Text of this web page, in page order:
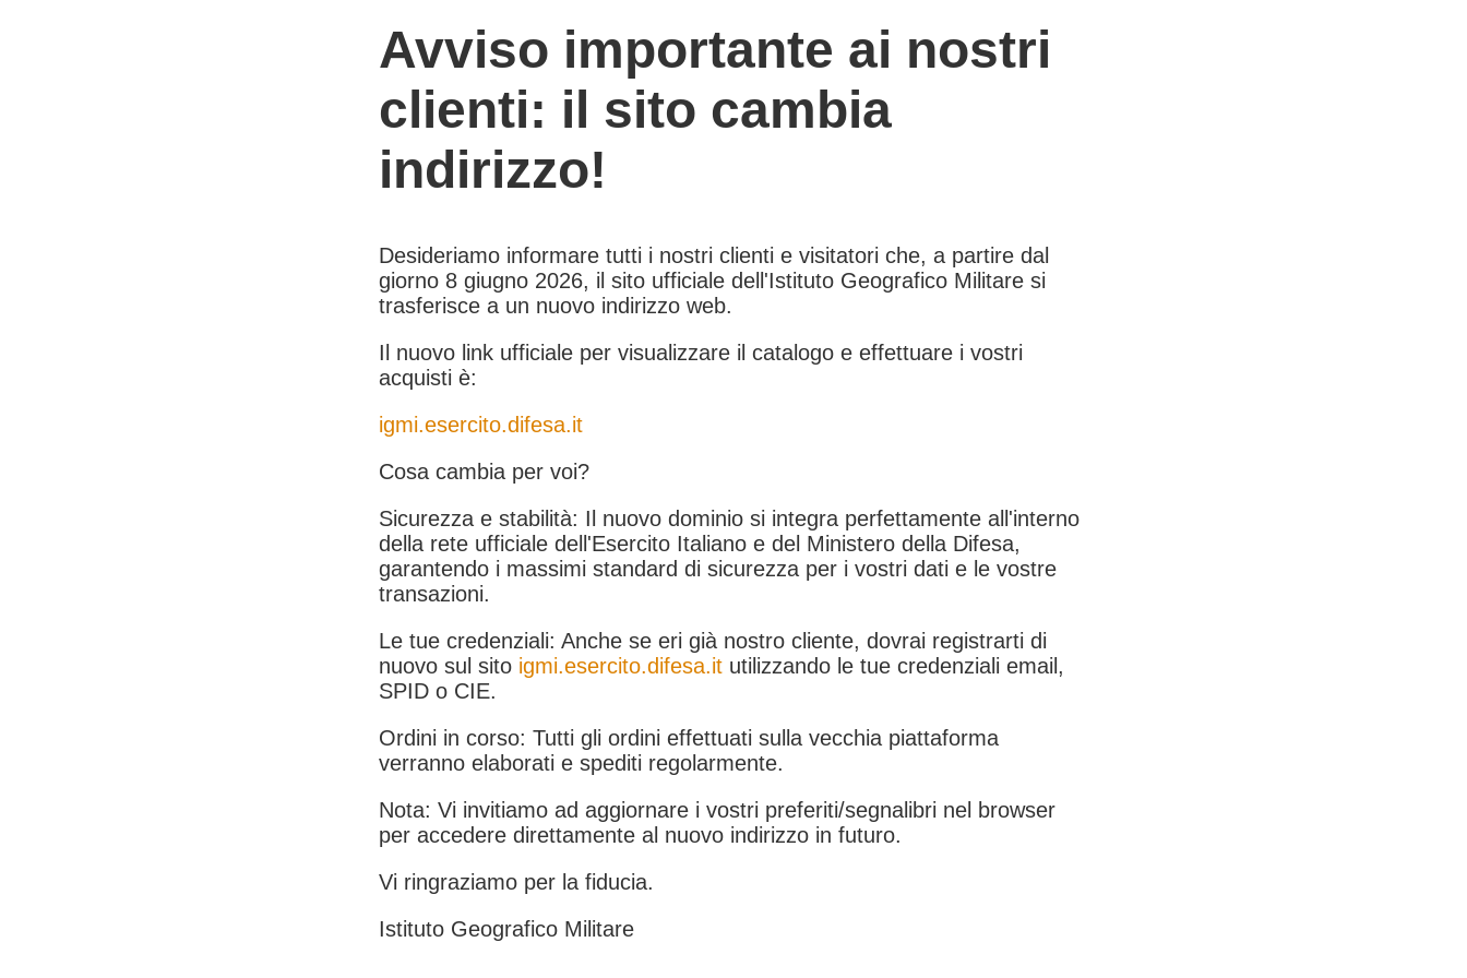
Avviso importante ai nostri
clienti: il sito cambia
indirizzo!
Desideriamo informare tutti i nostri clienti e visitatori che, a partire dal
giorno 8 giugno 2026, il sito ufficiale dell'Istituto Geografico Militare si
trasferisce a un nuovo indirizzo web.
Il nuovo link ufficiale per visualizzare il catalogo e effettuare i vostri
acquisti è:
igmi.esercito.difesa.it
Cosa cambia per voi?
Sicurezza e stabilità: Il nuovo dominio si integra perfettamente all'interno
della rete ufficiale dell'Esercito Italiano e del Ministero della Difesa,
garantendo i massimi standard di sicurezza per i vostri dati e le vostre
transazioni.
Le tue credenziali: Anche se eri già nostro cliente, dovrai registrarti di
nuovo sul sito igmi.esercito.difesa.it utilizzando le tue credenziali email,
SPID o CIE.
Ordini in corso: Tutti gli ordini effettuati sulla vecchia piattaforma
verranno elaborati e spediti regolarmente.
Nota: Vi invitiamo ad aggiornare i vostri preferiti/segnalibri nel browser
per accedere direttamente al nuovo indirizzo in futuro.
Vi ringraziamo per la fiducia.
Istituto Geografico Militare